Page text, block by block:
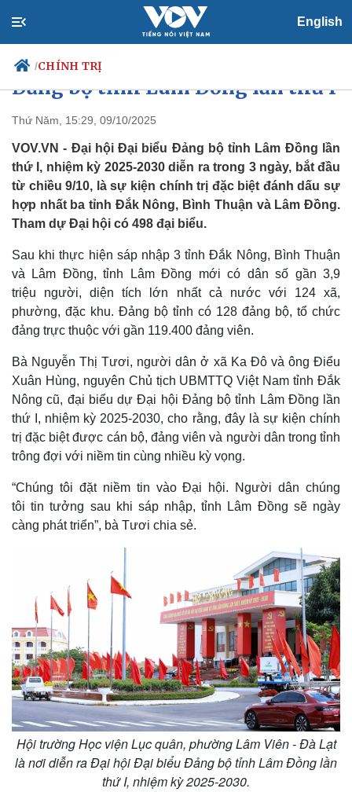
English
/CHÍNH TRỊ
Chính trị
Đảng
Tổ chức nhân sự
Quốc hội
Nhận diện sự thật
Xã hội
Tin 24h
Dự báo thời tiết
Giáo dục
Dấu ấn VOV
Biển đảo
Niềm tin hội tụ hướng về Đại hội
Đảng bộ tỉnh Lâm Đồng lần thứ I
Thứ Năm, 15:29, 09/10/2025
VOV.VN - Đại hội Đại biểu Đảng bộ tỉnh Lâm Đồng lần
thứ I, nhiệm kỳ 2025-2030 diễn ra trong 3 ngày, bắt đầu
từ chiều 9/10, là sự kiện chính trị đặc biệt đánh dấu sự
hợp nhất ba tỉnh Đắk Nông, Bình Thuận và Lâm Đồng.
Tham dự Đại hội có 498 đại biểu.
Sau khi thực hiện sáp nhập 3 tỉnh Đắk Nông, Bình Thuận
và Lâm Đồng, tỉnh Lâm Đồng mới có dân số gần 3,9
triệu người, diện tích lớn nhất cả nước với 124 xã,
phường, đặc khu. Đảng bộ tỉnh có 128 đảng bộ, tổ chức
đảng trực thuộc với gần 119.400 đảng viên.
Bà Nguyễn Thị Tươi, người dân ở xã Ka Đô và ông Điểu
Xuân Hùng, nguyên Chủ tịch UBMTTQ Việt Nam tỉnh Đắk
Nông cũ, đại biểu dự Đại hội Đảng bộ tỉnh Lâm Đồng lần
thứ I, nhiệm kỳ 2025-2030, cho rằng, đây là sự kiện chính
trị đặc biệt được cán bộ, đảng viên và người dân trong tỉnh
trông đợi với niềm tin cùng nhiều kỳ vọng.
“Chúng tôi đặt niềm tin vào Đại hội. Người dân chúng
tôi tin tưởng sau khi sáp nhập, tỉnh Lâm Đồng sẽ ngày
càng phát triển”, bà Tươi chia sẻ.
Hội trường Học viện Lục quân, phường Lâm Viên - Đà Lạt
là nơi diễn ra Đại hội Đại biểu Đảng bộ tỉnh Lâm Đồng lần
thứ I, nhiệm kỳ 2025-2030.